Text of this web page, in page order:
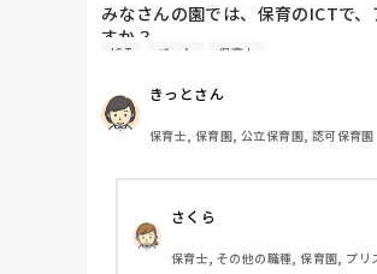
みなさんの園では、保育のICTで
すか？
私の園は、コドモンです。
今、キッズリーやハイチーズなど
サービスを展開されていますよね。
3年コドモンを使用し、来年度も
れている方がいらっしゃったら教
す。
ICT パート 保育士
きっとさん
保育士, 保育園, 公立保育園, 認可保育園
さくら
保育士, その他の職種, 保育園, プリ